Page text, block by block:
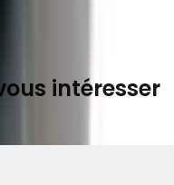
intéresser